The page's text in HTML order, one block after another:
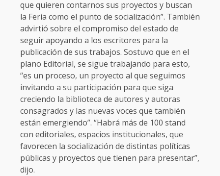
que quieren contarnos sus proyectos y buscan
la Feria como el punto de socialización”. También
advirtió sobre el compromiso del estado de
seguir apoyando a los escritores para la
publicación de sus trabajos. Sostuvo que en el
plano Editorial, se sigue trabajando para esto,
“es un proceso, un proyecto al que seguimos
invitando a su participación para que siga
creciendo la biblioteca de autores y autoras
consagrados y las nuevas voces que también
están emergiendo”. “Habrá más de 100 stand
con editoriales, espacios institucionales, que
favorecen la socialización de distintas políticas
públicas y proyectos que tienen para presentar”,
dijo.